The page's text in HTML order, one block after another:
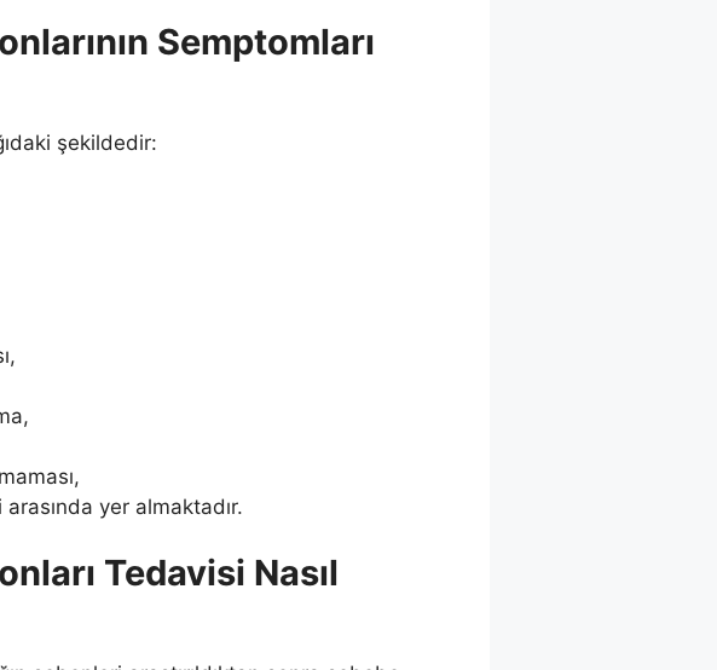
Semptomları
şekildedir:
yer almaktadır.
Tedavisi Nasıl